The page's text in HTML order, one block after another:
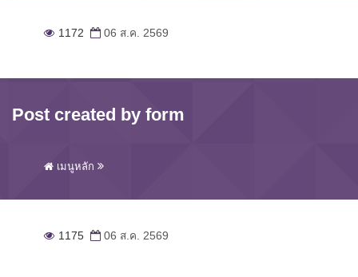
1172 06 ส.ค. 2569
Post created by form
เมนูหลัก
1175 06 ส.ค. 2569